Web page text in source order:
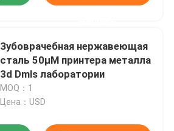
Зубоврачебная нержавеющая
сталь 50μM принтера металла
3d Dmls лаборатории
MOQ：1
Цена：USD